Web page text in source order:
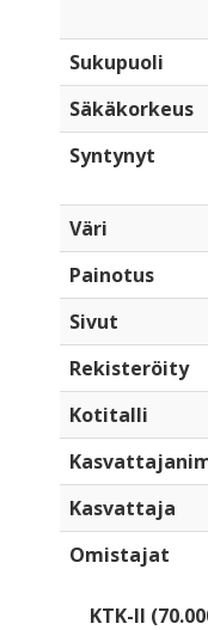
Sukupuoli
Säkäkorkeus
Syntynyt
Väri
Painotus
Sivut
Rekisteröity
Kotitalli
Kasvattaja
Omistajat
KTK-II